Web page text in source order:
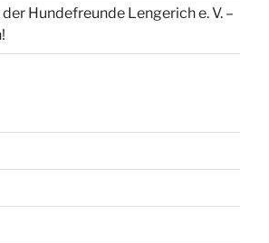
Hundefreunde Lengerich e. V. –